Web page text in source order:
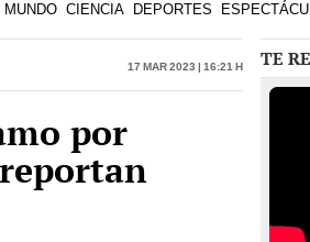
MUNDO CIENCIA DEPORTES
17 Mar 2023 | 16:21 h
por
TE